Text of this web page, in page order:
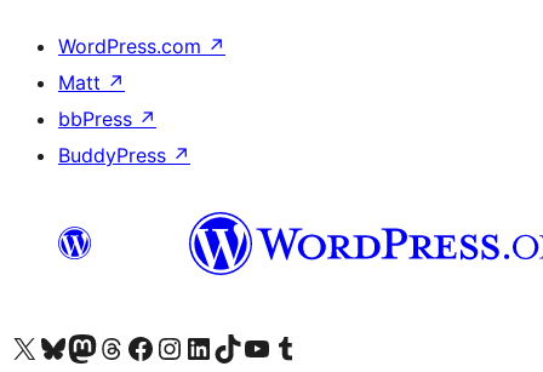
WordPress.com ↗
Matt ↗
bbPress ↗
BuddyPress ↗
Acessar nossa conta do X (antigo Twitter)
Acessar nossa conta do Bluesky
Acessar nossa conta do Mastodon
Acessar nossa conta do Threads
Acessar nossa página do Facebook
Acessar nossa conta do Instagram
Acessar nossa conta do LinkedIn
Acessar nossa conta do TikTok
Acessar nosso canal do YouTube
Acessar nossa conta no Tumblr